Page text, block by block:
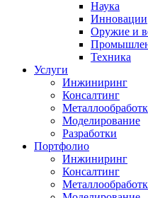
Наука
Инновации
Оружие и
Техника
Услуги
Инжиниринг
Консалтинг
Моделирование
Разработки
Портфолио
Инжиниринг
Консалтинг